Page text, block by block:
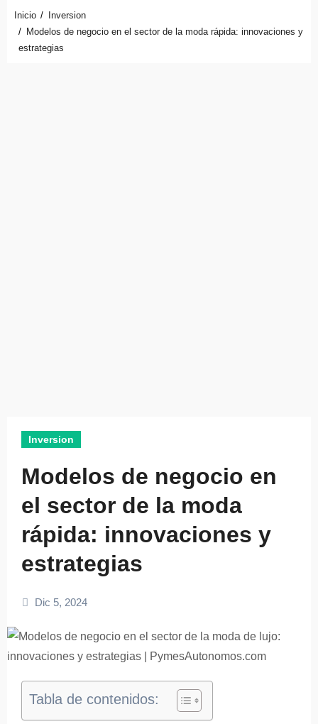
Inicio
Inversion
Modelos de negocio en el sector de la moda rápida: innovaciones y
estrategias
Inversion
Modelos de negocio en
el sector de la moda
rápida: innovaciones y
estrategias
Dic 5, 2024
Tabla de contenidos: